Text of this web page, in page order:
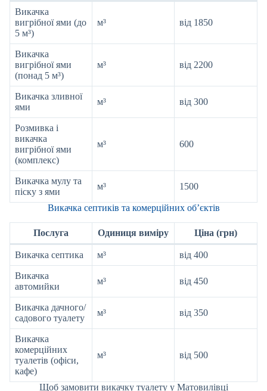
Викачка
вигрібної ями (до
5 м³)
м³ від 1850
Викачка
вигрібної ями
(понад 5 м³)
м³ від 2200
Викачка зливної
ями
м³ від 300
Розмивка і
викачка
вигрібної ями
(комплекс)
м³ 600
Викачка мулу та
піску з ями
м³ 1500
Викачка септиків та комерційних об’єктів
Послуга Одиниця виміру Ціна (грн)
Викачка септика м³ від 400
Викачка
автомийки
м³ від 450
Викачка дачного/
садового туалету
м³ від 350
Викачка
комерційних
туалетів (офіси,
кафе)
м³ від 500
Щоб замовити викачку туалету у Матовилівці